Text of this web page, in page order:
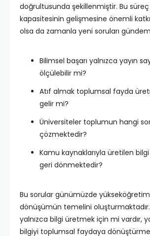
doğrultusunda şekillenmiştir. Bu
kapasitesinin gelişmesine önemli
olsa da zamanla yeni soruları
Bilimsel başarı yalnızca yayın
ölçülebilir mi?
Atıf almak toplumsal fayda
gelir mi?
Üniversiteler toplumun hangi
çözmektedir?
Kamu kaynaklarıyla üretilen
geri dönmektedir?
Bu sorular günümüzde
dönüşümün temelini
yalnızca bilgi üretmek için mi vardır,
bilgiyi toplumsal faydaya